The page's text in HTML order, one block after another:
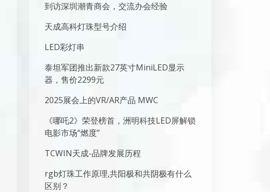
到访深圳潮青商会，交流办会经验
天成高科灯珠型号介绍
LED彩灯串
泰坦军团推出新款27英寸MiniLED显示
器，售价2299元
2025展会上的VR/AR产品 MWC
《哪吒2》荣登榜首，洲明科技LED屏解锁
电影市场“燃度”
TCWIN天成-品牌发展历程
rgb灯珠工作原理,共阳极和共阴极有什么
区别？